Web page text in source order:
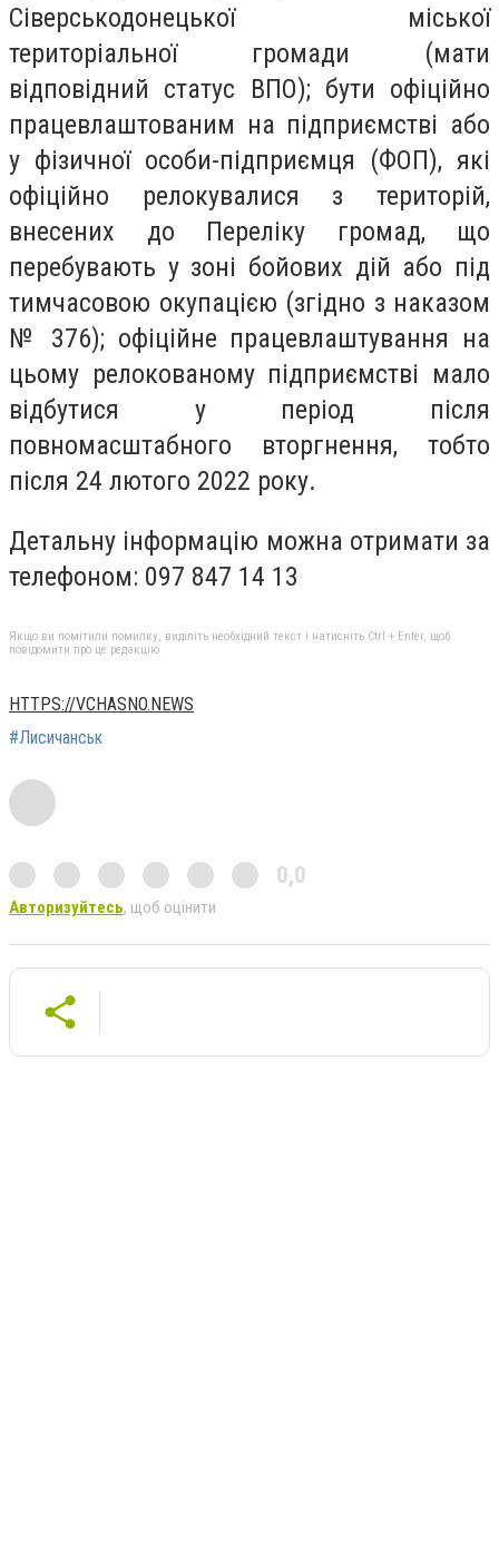
Сіверськодонецької міської
територіальної громади (мати
відповідний статус ВПО); бути офіційно
працевлаштованим на підприємстві або
у фізичної особи-підприємця (ФОП), які
офіційно релокувалися з територій,
внесених до Переліку громад, що
перебувають у зоні бойових дій або під
тимчасовою окупацією (згідно з наказом
№ 376); офіційне працевлаштування на
цьому релокованому підприємстві мало
відбутися у період після
повномасштабного вторгнення, тобто
після 24 лютого 2022 року.
Детальну інформацію можна отримати за
телефоном: 097 847 14 13
Якщо ви помітили помилку, виділіть необхідний текст і натисніть Ctrl + Enter, щоб
повідомити про це редакцію
HTTPS://VCHASNO.NEWS
#Лисичанськ
0,0
Авторизуйтесь, щоб оцінити